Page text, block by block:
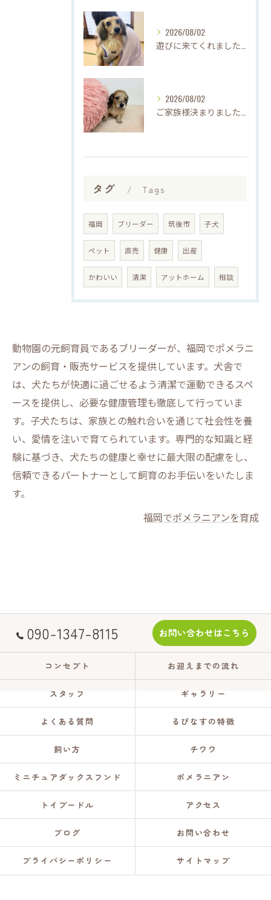
2026/08/02
2026/08/02
タグ Tags
福岡 ブリーダー 筑後市 子犬
ペット 直売 健康 出産
かわいい 清潔 アットホーム 相談
動物園の元飼育員であるブリーダーが、福岡でポメラニ
アンの飼育・販売サービスを提供しています。犬舎で
は、犬たちが快適に過ごせるよう清潔で運動できるスペ
ースを提供し、必要な健康管理も徹底して行っていま
す。子犬たちは、家族との触れ合いを通じて社会性を養
い、愛情を注いで育てられています。専門的な知識と経
験に基づき、犬たちの健康と幸せに最大限の配慮をし、
信頼できるパートナーとして飼育のお手伝いをいたしま
す。
福岡でポメラニアンを育成
090-1347-8115 お問い合わせはこちら
コンセプト お迎えまでの流れ
スタッフ ギャラリー
よくある質問 るぴなすの特徴
飼い方 チワワ
ミニチュアダックスフンド ポメラニアン
トイプードル アクセス
ブログ お問い合わせ
プライバシーポリシー サイトマップ